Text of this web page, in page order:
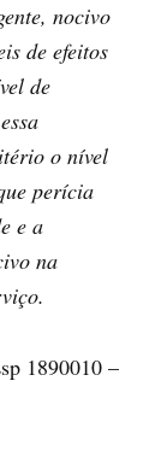
nocivo
de efeitos
de
o nível
perícia
e a
na
1890010 –